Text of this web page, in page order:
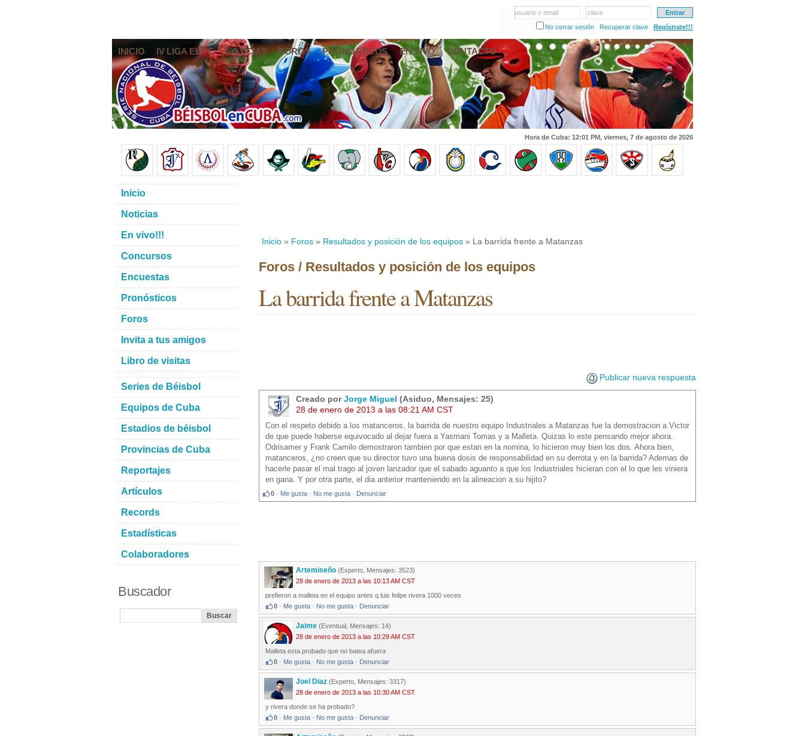
usuario o email
clave
No cerrar sesión
Recuperar clave Regístrate!!!
INICIO IV LIGA ELITE NOTICIAS FOROS PRONÓSTICOS EN VIVO CONTACTO
Hora de Cuba: 12:01 PM, viernes, 7 de agosto de 2026
Inicio » Foros » Resultados y posición de los equipos » La barrida frente a Matanzas
Foros / Resultados y posición de los equipos
La barrida frente a Matanzas
Publicar nueva respuesta
Creado porJorge Miguel (Asiduo, Mensajes: 25)
28 de enero de 2013 a las 08:21 AM CST
Con el respeto debido a los matanceros, la barrida de nuestro equipo Industriales a Matanzas fue la demostracion a Victor
de que puede haberse equivocado al dejar fuera a Yasmani Tomas y a Malleta. Quizas lo este pensando mejor ahora.
Odrisamer y Frank Camilo demostraron tambien por que estan en la nomina, lo hicieron muy bien los dos. Ahora bien,
matanceros, ¿no creen que su director tuvo una buena dosis de responsabilidad en su derrota y en la barrida? Ademas de
hacerle pasar el mal trago al joven lanzador que el sabado aguanto a que los Industriales hicieran con el lo que les viniera
en gana. Y por otra parte, el dia anterior manteniendo en la alineacion a su hijito?
0 · Me gusta · No me gusta · Denunciar
Artemiseño (Experto, Mensajes: 3523)
28 de enero de 2013 a las 10:13 AM CST
prefieron a malleta en el equipo antes q luis felipe rivera 1000 veces
0 · Me gusta · No me gusta · Denunciar
Jaime (Eventual, Mensajes: 14)
28 de enero de 2013 a las 10:29 AM CST
Malleta esta probado que no batea afuera
0 · Me gusta · No me gusta · Denunciar
Joel Diaz (Experto, Mensajes: 3317)
28 de enero de 2013 a las 10:30 AM CST
y rivera donde se ha probado?
0 · Me gusta · No me gusta · Denunciar
Inicio
Noticias
En vivo!!!
Concursos
Encuestas
Pronósticos
Foros
Invita a tus amigos
Libro de visitas
Series de Béisbol
Equipos de Cuba
Estadios de béisbol
Provincias de Cuba
Reportajes
Artículos
Records
Estadísticas
Colaboradores
Buscador